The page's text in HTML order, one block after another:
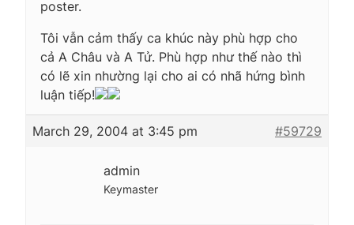
poster.
Tôi vẫn cảm thấy ca khúc này phù hợp cho
cả A Châu và A Tử. Phù hợp như thế nào thì
có lẽ xin nhường lại cho ai có nhã hứng bình
luận tiếp!
March 29, 2004 at 3:45 pm #59729
admin
Keymaster